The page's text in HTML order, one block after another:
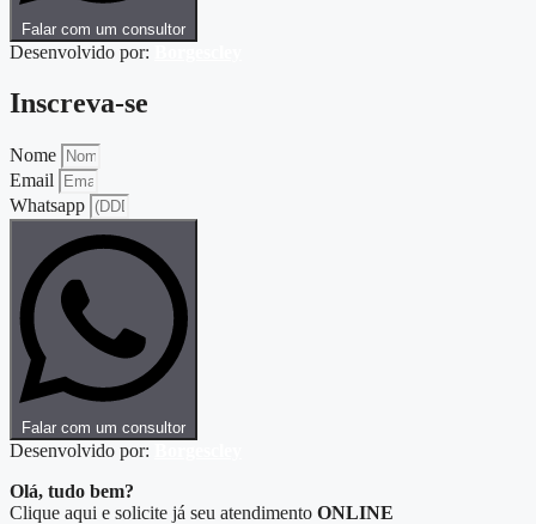
Falar com um consultor
Desenvolvido por:
Inscreva-se
Nome
Email
Whatsapp
Falar com um consultor
Desenvolvido por:
Olá, tudo bem?
Clique aqui e solicite já seu atendimento ONLINE